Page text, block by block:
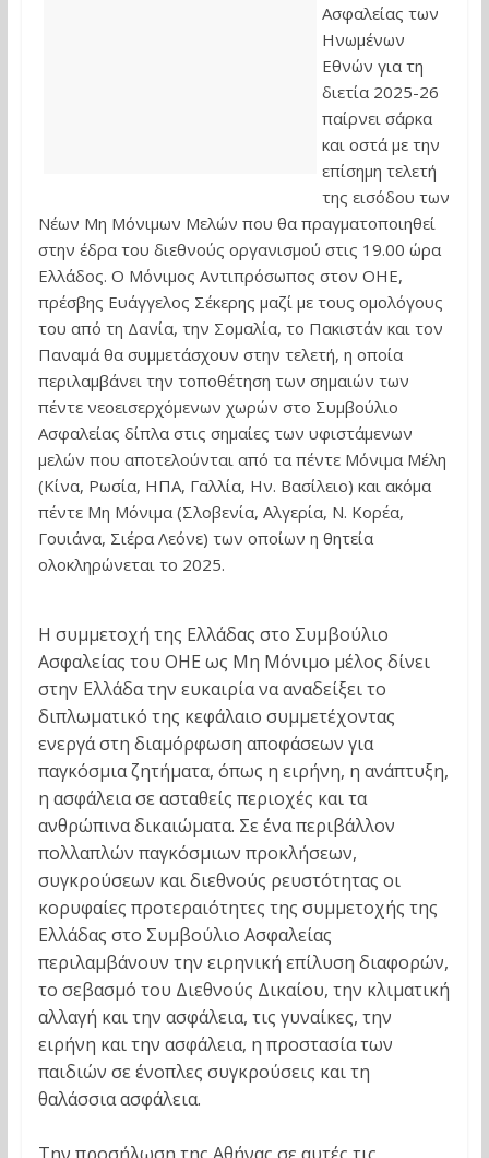
Ασφαλείας των
Ηνωμένων
Εθνών για τη
διετία 2025-26
παίρνει σάρκα
και οστά με την
επίσημη τελετή
της εισόδου των
Νέων Μη Μόνιμων Μελών που θα πραγματοποιηθεί
στην έδρα του διεθνούς οργανισμού στις 19.00 ώρα
Ελλάδος. Ο Μόνιμος Αντιπρόσωπος στον ΟΗΕ,
πρέσβης Ευάγγελος Σέκερης μαζί με τους ομολόγους
του από τη Δανία, την Σομαλία, το Πακιστάν και τον
Παναμά θα συμμετάσχουν στην τελετή, η οποία
περιλαμβάνει την τοποθέτηση των σημαιών των
πέντε νεοεισερχόμενων χωρών στο Συμβούλιο
Ασφαλείας δίπλα στις σημαίες των υφιστάμενων
μελών που αποτελούνται από τα πέντε Μόνιμα Μέλη
(Κίνα, Ρωσία, ΗΠΑ, Γαλλία, Ην. Βασίλειο) και ακόμα
πέντε Μη Μόνιμα (Σλοβενία, Αλγερία, Ν. Κορέα,
Γουιάνα, Σιέρα Λεόνε) των οποίων η θητεία
ολοκληρώνεται το 2025.
Η συμμετοχή της Ελλάδας στο Συμβούλιο
Ασφαλείας του ΟΗΕ ως Μη Μόνιμο μέλος δίνει
στην Ελλάδα την ευκαιρία να αναδείξει το
διπλωματικό της κεφάλαιο συμμετέχοντας
ενεργά στη διαμόρφωση αποφάσεων για
παγκόσμια ζητήματα, όπως η ειρήνη, η ανάπτυξη,
η ασφάλεια σε ασταθείς περιοχές και τα
ανθρώπινα δικαιώματα. Σε ένα περιβάλλον
πολλαπλών παγκόσμιων προκλήσεων,
συγκρούσεων και διεθνούς ρευστότητας οι
κορυφαίες προτεραιότητες της συμμετοχής της
Ελλάδας στο Συμβούλιο Ασφαλείας
περιλαμβάνουν την ειρηνική επίλυση διαφορών,
το σεβασμό του Διεθνούς Δικαίου, την κλιματική
αλλαγή και την ασφάλεια, τις γυναίκες, την
ειρήνη και την ασφάλεια, η προστασία των
παιδιών σε ένοπλες συγκρούσεις και τη
θαλάσσια ασφάλεια.